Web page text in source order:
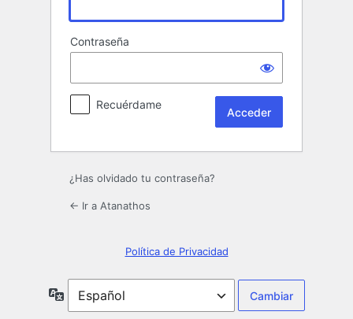
Contraseña
Recuérdame
¿Has olvidado tu contraseña?
← Ir a Atanathos
Política de Privacidad
Idioma